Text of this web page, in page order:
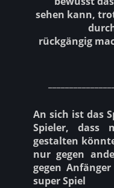
sehen kann,
rückgängig
An sich ist das
Spieler, dass
gestalten
nur gegen
gegen
super Spiel